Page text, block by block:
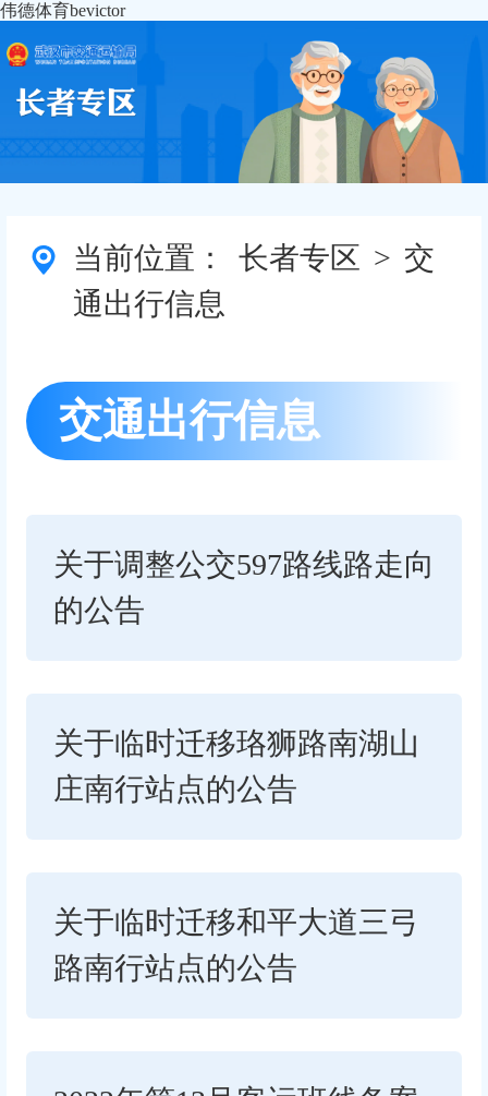
伟德体育bevictor
当前位置： 长者专区 > 交
通出行信息
交通出行信息
关于调整公交597路线路走向
的公告
关于临时迁移珞狮路南湖山
庄南行站点的公告
关于临时迁移和平大道三弓
路南行站点的公告